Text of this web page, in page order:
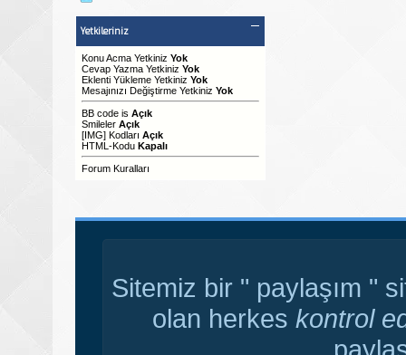
Yetkileriniz
Konu Acma Yetkiniz Yok
Cevap Yazma Yetkiniz Yok
Eklenti Yükleme Yetkiniz Yok
Mesajınızı Değiştirme Yetkiniz Yok
BB code is Açık
Smileler Açık
[IMG] Kodları Açık
HTML-Kodu Kapalı
Forum Kuralları
Sitemiz bir " paylaşım "
olan herkes kontrol